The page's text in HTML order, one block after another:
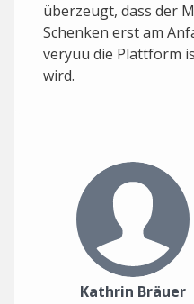
überzeugt, dass der
Schenken erst am
veryuu die Plattform
wird.
Kathrin Bräuer